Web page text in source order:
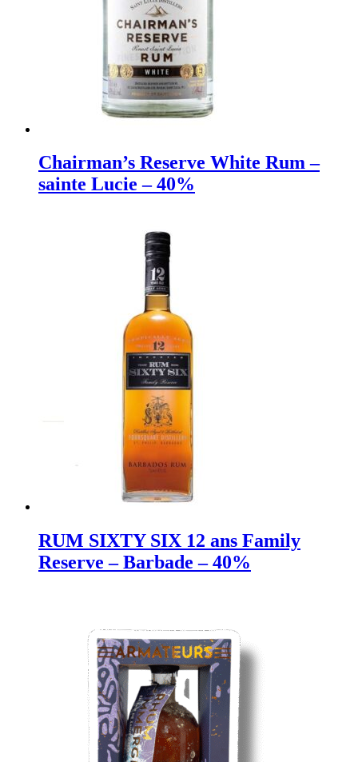
Chairman’s Reserve White Rum –
sainte Lucie – 40%
RUM SIXTY SIX 12 ans Family
Reserve – Barbade – 40%